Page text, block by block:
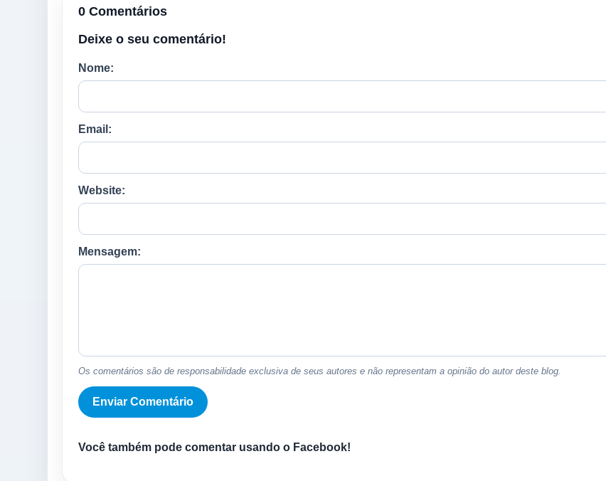
0 Comentários
Deixe o seu comentário!
Nome:
Email:
Website:
Mensagem:
Os comentários são de responsabilidade exclusiva de seus autores e não representam a opinião do autor deste blog.
Você também pode comentar usando o Facebook!